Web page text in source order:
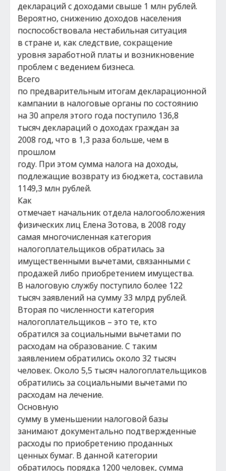
деклараций с доходами свыше 1 млн рублей.
Вероятно, снижению доходов населения
поспособствовала нестабильная ситуация
в стране и, как следствие, сокращение
уровня заработной платы и возникновение
проблем с ведением бизнеса.
Всего
по предварительным итогам декларационной
кампании в налоговые органы по состоянию
на 30 апреля этого года поступило 136,8
тысяч деклараций о доходах граждан за
2008 год, что в 1,3 раза больше, чем в
прошлом
году. При этом сумма налога на доходы,
подлежащие возврату из бюджета, составила
1149,3 млн рублей.
Как
отмечает начальник отдела налогообложения
физических лиц Елена Зотова, в 2008 году
самая многочисленная категория
налогоплательщиков обратилась за
имущественными вычетами, связанными с
продажей либо приобретением имущества.
В налоговую службу поступило более 122
тысяч заявлений на сумму 33 млрд рублей.
Вторая по численности категория
налогоплательщиков – это те, кто
обратился за социальными вычетами по
расходам на образование. С таким
заявлением обратились около 32 тысяч
человек. Около 5,5 тысяч налогоплательщиков
обратились за социальными вычетами по
расходам на лечение.
Основную
сумму в уменьшении налоговой базы
занимают документально подтвержденные
расходы по приобретению проданных
ценных бумаг. В данной категории
обратилось порядка 1200 человек, сумма